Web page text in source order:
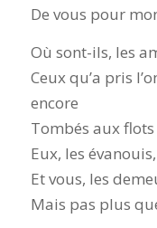
De vous pour
Où sont-ils, les
Ceux qu’a pris
encore
Tombés aux
Eux, les
Et vous, les
Mais pas plus